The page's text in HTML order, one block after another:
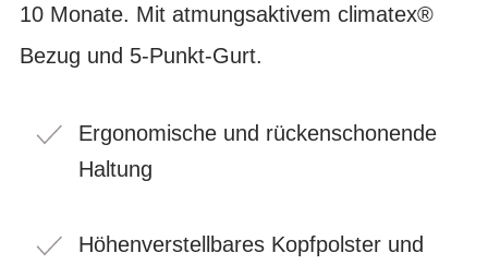
10 Monate. Mit atmungsaktivem climatex®
Bezug und 5-Punkt-Gurt.
Ergonomische und rückenschonende
Haltung
Höhenverstellbares Kopfpolster und